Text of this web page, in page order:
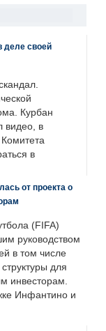
деле своей
Курбан
видео, в
в
от проекта о
(FIFA)
руководством
в том числе
для
инвесторам.
Инфантино и